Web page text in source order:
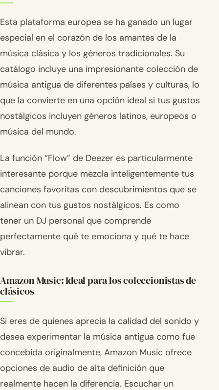
Esta plataforma europea se ha ganado un lugar
especial en el corazón de los amantes de la
música clásica y los géneros tradicionales. Su
catálogo incluye una impresionante colección de
música antigua de diferentes países y culturas, lo
que la convierte en una opción ideal si tus gustos
nostálgicos incluyen géneros latinos, europeos o
música del mundo.
La función “Flow” de Deezer es particularmente
interesante porque mezcla inteligentemente tus
canciones favoritas con descubrimientos que se
alinean con tus gustos nostálgicos. Es como
tener un DJ personal que comprende
perfectamente qué te emociona y qué te hace
vibrar.
Amazon Music: Ideal para los coleccionistas de
clásicos
Si eres de quienes aprecia la calidad del sonido y
desea experimentar la música antigua como fue
concebida originalmente, Amazon Music ofrece
opciones de audio de alta definición que
realmente hacen la diferencia. Escuchar un